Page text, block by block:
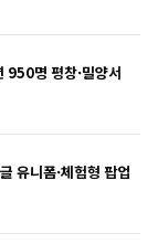
950명 평창·밀양서
유니폼·체험형 팝업